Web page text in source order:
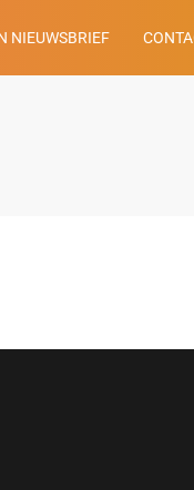
NIEUWSBRIEF